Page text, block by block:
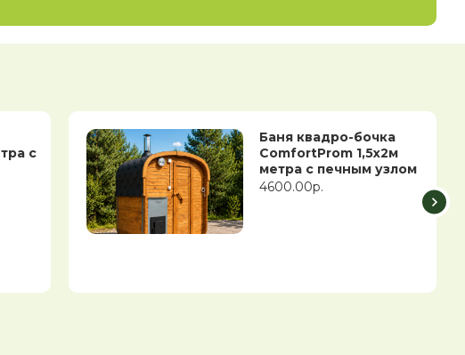
с
Баня квадро-бочка
ComfortProm 1,5х2м
метра с печным узлом
4600.00р.